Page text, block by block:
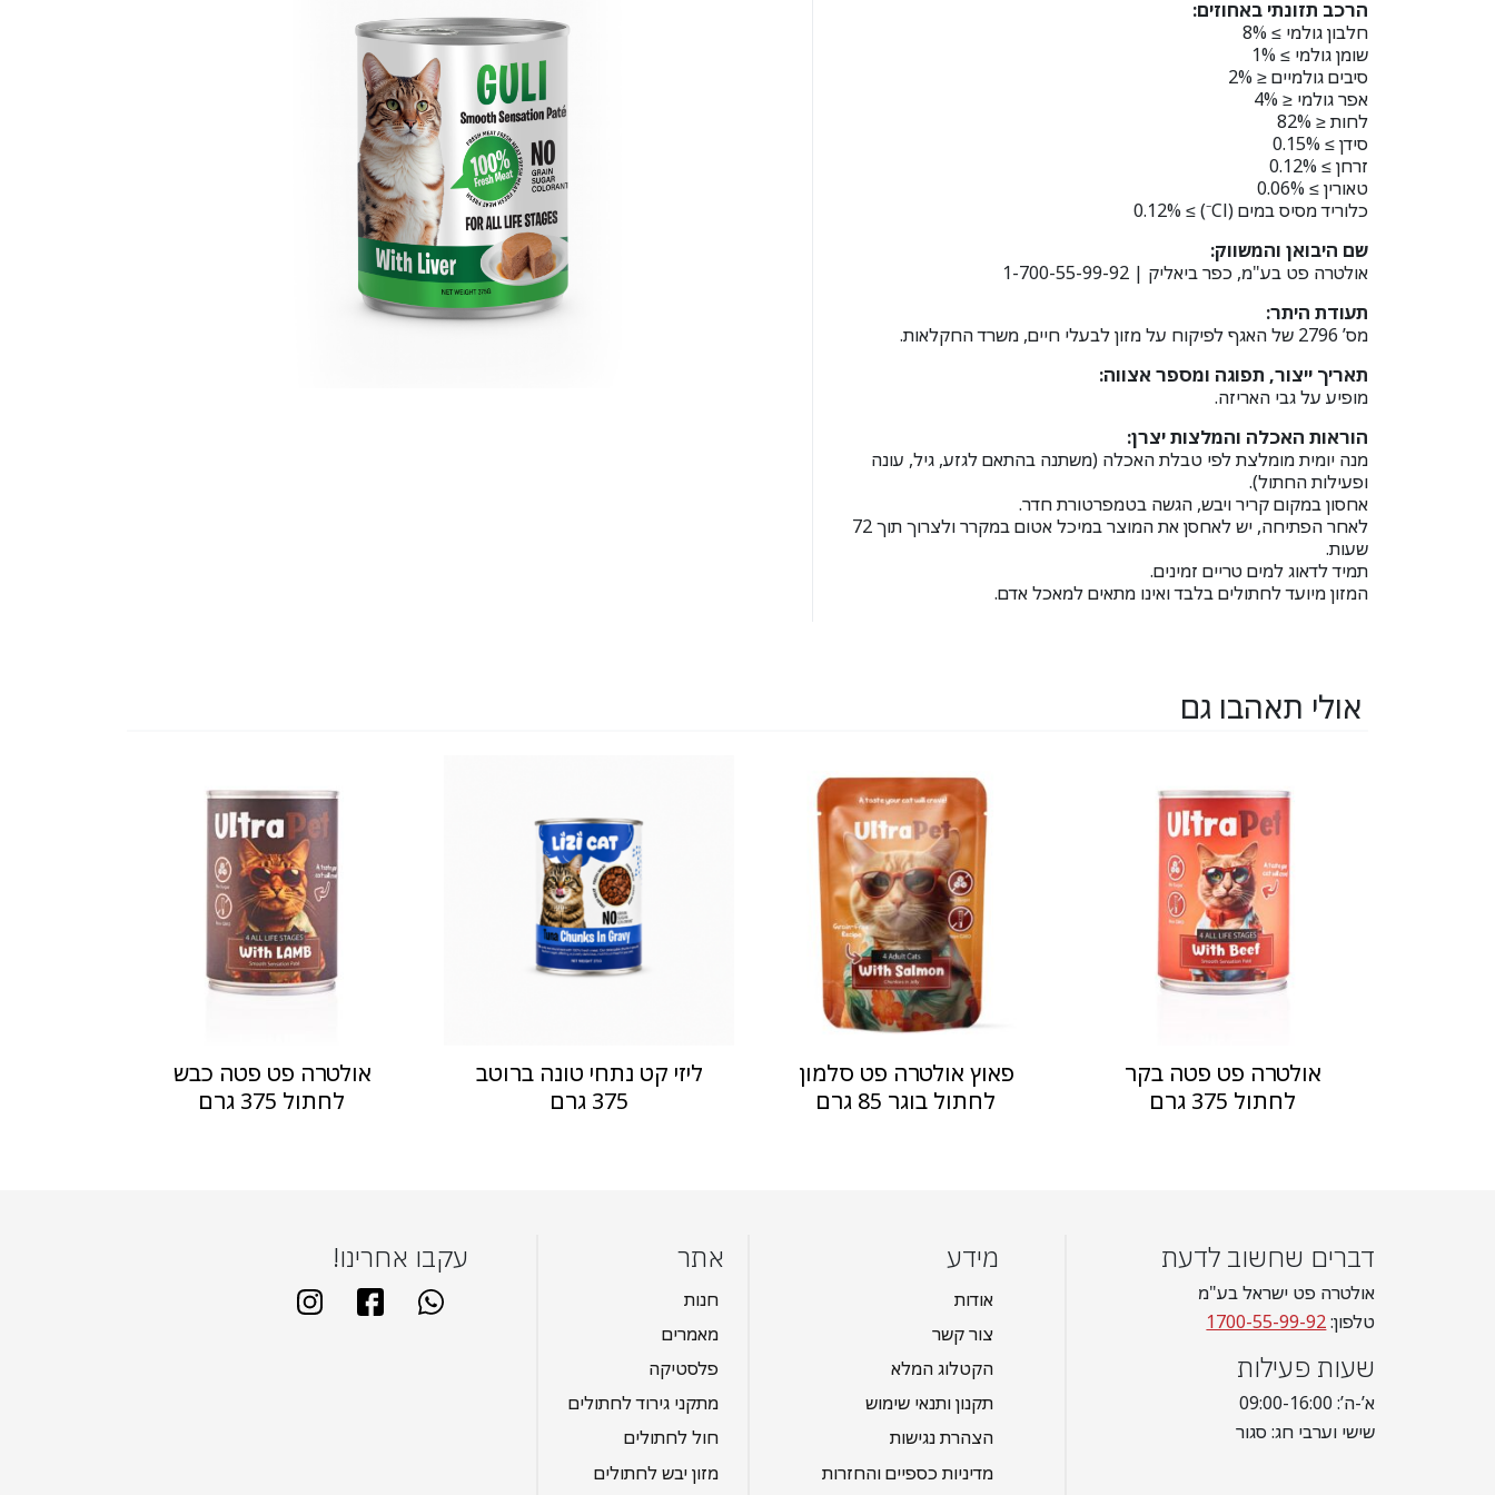
הרכב תזונתי באחוזים:
חלבון גולמי ≥ 8%
שומן גולמי ≥ 1%
סיבים גולמיים ≤ 2%
אפר גולמי ≤ 4%
לחות ≤ 82%
סידן ≥ 0.15%
זרחן ≥ 0.12%
טאורין ≥ 0.06%
כלוריד מסיס במים (Cl⁻) ≥ 0.12%
שם היבואן והמשווק:
אולטרה פט בע"מ, כפר ביאליק | 1-700-55-99-92
תעודת היתר:
מס’ 2796 של האגף לפיקוח על מזון לבעלי חיים, משרד החקלאות.
תאריך ייצור, תפוגה ומספר אצווה:
מופיע על גבי האריזה.
הוראות האכלה והמלצות יצרן:
מנה יומית מומלצת לפי טבלת האכלה (משתנה בהתאם לגזע, גיל, עונה
ופעילות החתול).
אחסון במקום קריר ויבש, הגשה בטמפרטורת חדר.
לאחר הפתיחה, יש לאחסן את המוצר במיכל אטום במקרר ולצרוך תוך 72
שעות.
תמיד לדאוג למים טריים זמינים.
המזון מיועד לחתולים בלבד ואינו מתאים למאכל אדם.
אולי תאהבו גם
אולטרה פט פטה בקר
לחתול 375 גרם
פאוץ אולטרה פט סלמון
לחתול בוגר 85 גרם
ליזי קט נתחי טונה ברוטב
375 גרם
אולטרה פט פטה כבש
לחתול 375 גרם
דברים שחשוב לדעת
אולטרה פט ישראל בע"מ
טלפון:1700-55-99-92
שעות פעילות
א’-ה’: 09:00-16:00
שישי וערבי חג: סגור
מידע
אודות
צור קשר
הקטלוג המלא
תקנון ותנאי שימוש
הצהרת נגישות
מדיניות כספיים והחזרות
אתר
חנות
מאמרים
פלסטיקה
מתקני גירוד לחתולים
חול לחתולים
מזון יבש לחתולים
עקבו אחרינו!